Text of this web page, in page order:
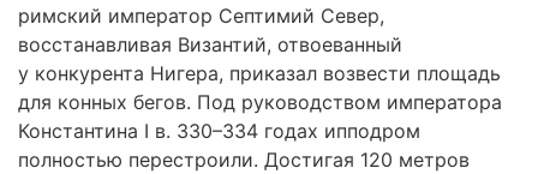
римский император Септимий Север,
восстанавливая Византий, отвоеванный
у конкурента Нигера, приказал возвести площадь
для конных бегов. Под руководством императора
Константина I в. 330–334 годах ипподром
полностью перестроили. Достигая 120 метров